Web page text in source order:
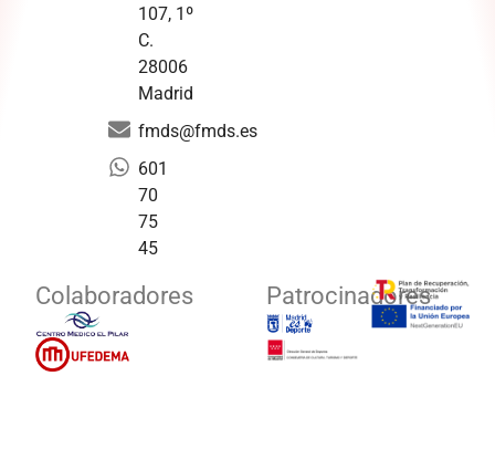
107, 1º
C.
28006
Madrid
fmds@fmds.es
601
70
75
45
Colaboradores Patrocinadores